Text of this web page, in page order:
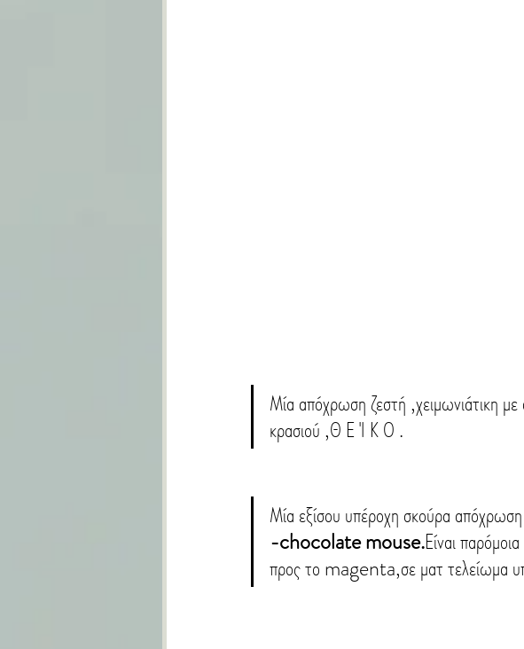
Μία απόχρωση ζεστή ,χειμωνιάτικη
κρασιού ,Θ Ε Ί Κ Ο .
Μία εξίσου υπέροχη σκούρα απόχρωση
-chocolate mouse.Είναι
προς το magenta,σε ματ τελείωμα